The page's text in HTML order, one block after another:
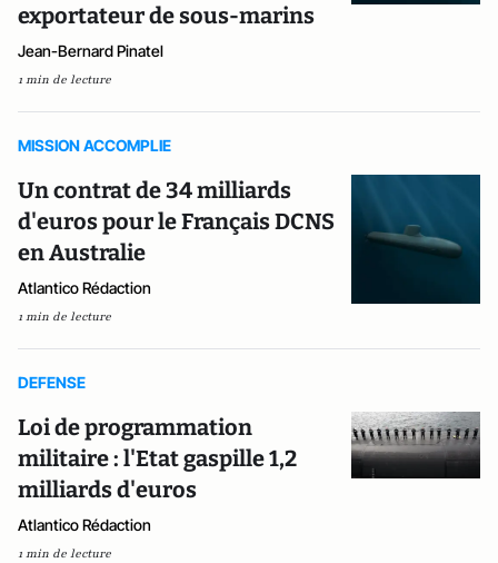
exportateur de sous-marins
Jean-Bernard Pinatel
1 min de lecture
MISSION ACCOMPLIE
Un contrat de 34 milliards
d'euros pour le Français DCNS
en Australie
Atlantico Rédaction
1 min de lecture
DEFENSE
Loi de programmation
militaire : l'Etat gaspille 1,2
milliards d'euros
Atlantico Rédaction
1 min de lecture